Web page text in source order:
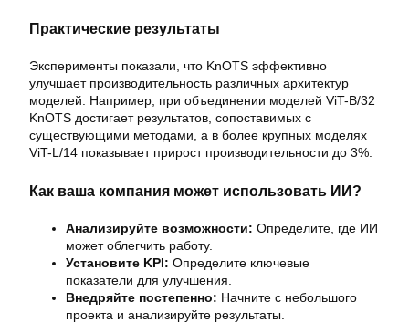
Практические результаты
Эксперименты показали, что KnOTS эффективно
улучшает производительность различных архитектур
моделей. Например, при объединении моделей ViT-B/32
KnOTS достигает результатов, сопоставимых с
существующими методами, а в более крупных моделях
ViT-L/14 показывает прирост производительности до 3%.
Как ваша компания может использовать ИИ?
Анализируйте возможности: Определите, где ИИ
может облегчить работу.
Установите KPI: Определите ключевые
показатели для улучшения.
Внедряйте постепенно: Начните с небольшого
проекта и анализируйте результаты.